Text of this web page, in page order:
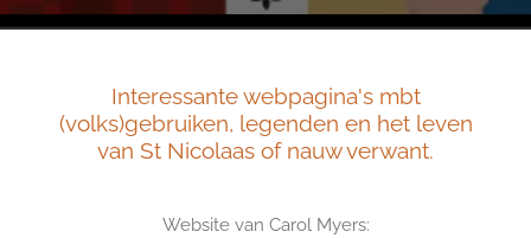
Interessante webpagina's mbt
(volks)gebruiken, legenden en het leven
van St Nicolaas of nauw verwant.
Website van Carol Myers: